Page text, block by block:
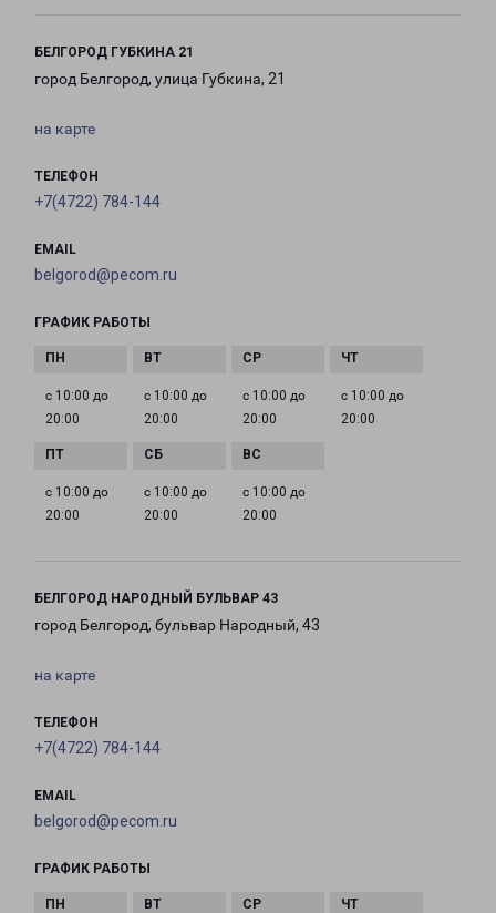
БЕЛГОРОД ГУБКИНА 21
город Белгород, улица Губкина, 21
на карте
ТЕЛЕФОН
+7(4722) 784-144
EMAIL
belgorod@pecom.ru
ГРАФИК РАБОТЫ
с 10:00 до
20:00
с 10:00 до
20:00
с 10:00 до
20:00
с 10:00 до
20:00
с 10:00 до
20:00
с 10:00 до
20:00
с 10:00 до
20:00
БЕЛГОРОД НАРОДНЫЙ БУЛЬВАР 43
город Белгород, бульвар Народный, 43
на карте
ТЕЛЕФОН
+7(4722) 784-144
EMAIL
belgorod@pecom.ru
ГРАФИК РАБОТЫ